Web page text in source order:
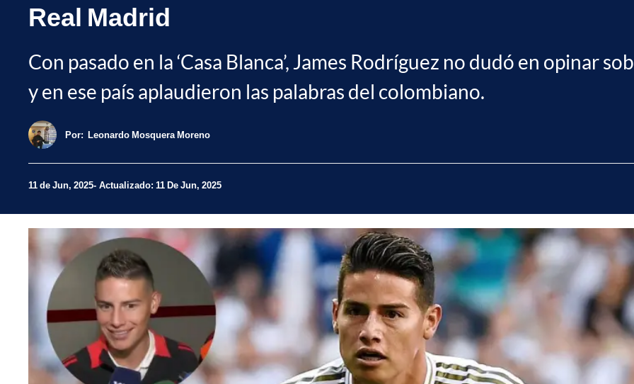
Real Madrid
Con pasado en la ‘Casa Blanca’, James Rodríguez no dudó en opinar
y en ese país aplaudieron las palabras del colombiano.
Por: Leonardo Mosquera Moreno
11 de Jun, 2025 Actualizado: 11 De Jun, 2025